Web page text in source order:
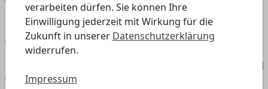
Wie wirst du zum Super-Verkäufer?
Flyer, Plakate, Anzeigen in Zeitschriften, Radio- und
TV-Spots – es gibt viele verschiedene Formen, um
verarbeiten dürfen. Sie können Ihre
Einwilligung jederzeit mit Wirkung für die
Zukunft in unserer Datenschutzerklärung
widerrufen.
Impressum